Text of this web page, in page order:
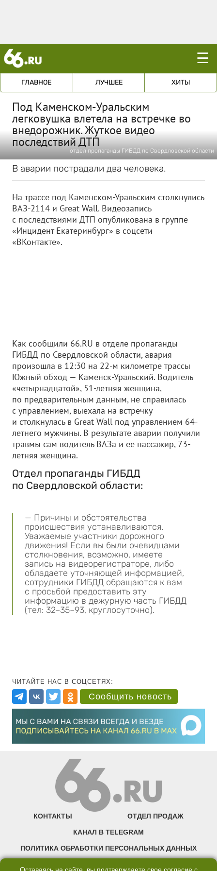
☰
ГЛАВНОЕ ЛУЧШЕЕ ХИТЫ
Под Каменском-Уральским
легковушка влетела на встречке во
внедорожник. Жуткое видео
последствий ДТП
отдел пропаганды ГИБДД по Свердловской области
В аварии пострадали два человека.
На трассе под Каменском-Уральским столкнулись
ВАЗ-2114 и Great Wall. Видеозапись
с последствиями ДТП опубликована в группе
«Инцидент Екатеринбург» в соцсети
«ВКонтакте».
Как сообщили 66.RU в отделе пропаганды
ГИБДД по Свердловской области, авария
произошла в 12:30 на 22-м километре трассы
Южный обход — Каменск-Уральский. Водитель
«четырнадцатой», 51-летняя женщина,
по предварительным данным, не справилась
с управлением, выехала на встречку
и столкнулась в Great Wall под управлением 64-
летнего мужчины. В результате аварии получили
травмы сам водитель ВАЗа и ее пассажир, 73-
летняя женщина.
Отдел пропаганды ГИБДД
по Свердловской области:
— Причины и обстоятельства
происшествия устанавливаются.
Уважаемые участники дорожного
движения! Если вы были очевидцами
столкновения, возможно, имеете
запись на видеорегистраторе, либо
обладаете уточняющей информацией,
сотрудники ГИБДД обращаются к вам
с просьбой предоставить эту
информацию в дежурную часть ГИБДД
(тел: 32–35–93, круглосуточно).
ЧИТАЙТЕ НАС В СОЦСЕТЯХ:
Сообщить новость
КОНТАКТЫ ОТДЕЛ ПРОДАЖ
КАНАЛ В TELEGRAM
ПОЛИТИКА ОБРАБОТКИ ПЕРСОНАЛЬНЫХ ДАННЫХ